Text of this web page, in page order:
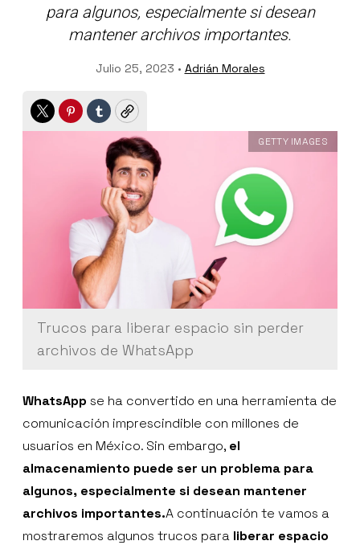
para algunos, especialmente si desean
mantener archivos importantes.
Julio 25, 2023 • Adrián Morales
TwitterPinterest
TumblrCopy
Trucos para liberar espacio sin perder
archivos de WhatsApp
GETTY IMAGES
WhatsApp se ha convertido en una herramienta de
comunicación imprescindible con millones de
usuarios en México. Sin embargo, el
almacenamiento puede ser un problema para
algunos, especialmente si desean mantener
archivos importantes.A continuación te vamos a
mostraremos algunos trucos para liberar espacio